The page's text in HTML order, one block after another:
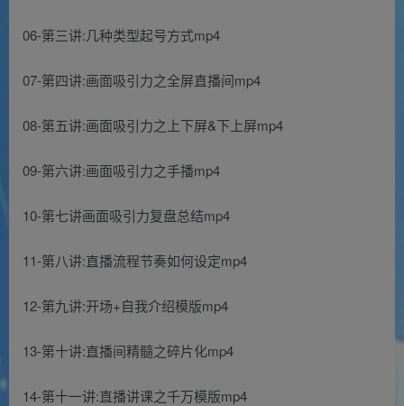
06-第三讲:几种类型起号方式mp4
07-第四讲:画面吸引力之全屏直播间mp4
08-第五讲:画面吸引力之上下屏&下上屏mp4
09-第六讲:画面吸引力之手播mp4
10-第七讲画面吸引力复盘总结mp4
11-第八讲:直播流程节奏如何设定mp4
12-第九讲:开场+自我介绍模版mp4
13-第十讲:直播间精髓之碎片化mp4
14-第十一讲:直播讲课之千万模版mp4